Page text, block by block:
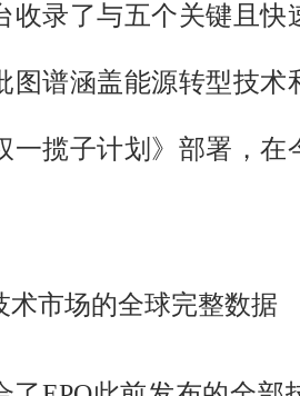
收录了与五个关键且快
图谱涵盖能源转型技术
一揽子计划》部署，
术市场的全球完整数据